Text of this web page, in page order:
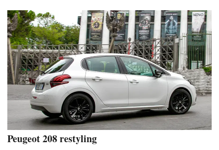
Peugeot 208 restyling